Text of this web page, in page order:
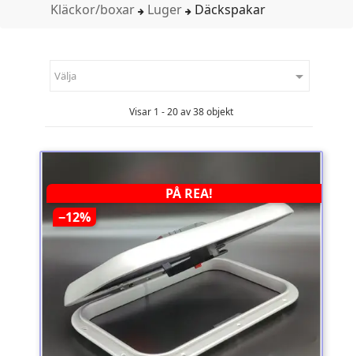
Kläckor/boxar Luger Däckspakar
Välja 
Visar 1 - 20 av 38 objekt
PÅ REA!
−12%